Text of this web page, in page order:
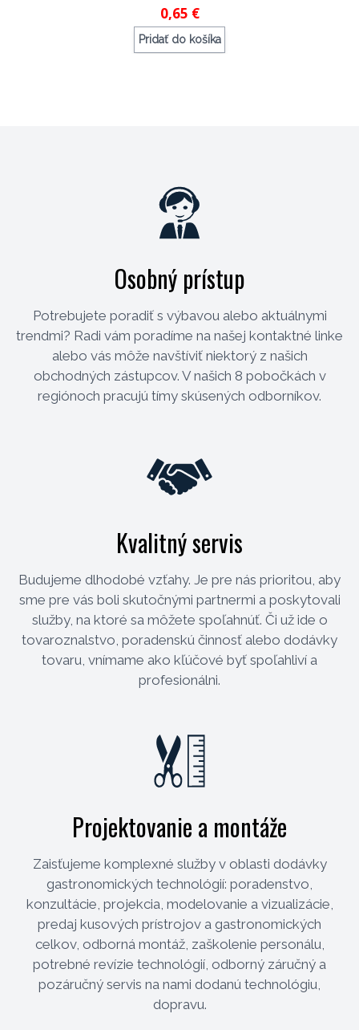
0,65 €
Pridať do košíka
Osobný prístup
Potrebujete poradiť s výbavou alebo aktuálnymi
trendmi? Radi vám poradíme na našej kontaktné linke
alebo vás môže navštíviť niektorý z našich
obchodných zástupcov. V našich 8 pobočkách v
regiónoch pracujú tímy skúsených odborníkov.
Kvalitný servis
Budujeme dlhodobé vzťahy. Je pre nás prioritou, aby
sme pre vás boli skutočnými partnermi a poskytovali
služby, na ktoré sa môžete spoľahnúť. Či už ide o
tovaroznalstvo, poradenskú činnosť alebo dodávky
tovaru, vnímame ako kľúčové byť spoľahliví a
profesionálni.
Projektovanie a montáže
Zaisťujeme komplexné služby v oblasti dodávky
gastronomických technológií: poradenstvo,
konzultácie, projekcia, modelovanie a vizualizácie,
predaj kusových prístrojov a gastronomických
celkov, odborná montáž, zaškolenie personálu,
potrebné revízie technológií, odborný záručný a
pozáručný servis na nami dodanú technológiu,
dopravu.